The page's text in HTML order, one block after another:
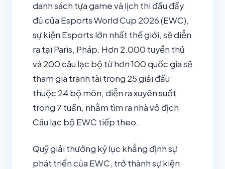
danh sách tựa game và lịch thi đấu đầy
đủ của Esports World Cup 2026 (EWC),
sự kiện Esports lớn nhất thế giới, sẽ diễn
ra tại Paris, Pháp. Hơn 2.000 tuyển thủ
và 200 câu lạc bộ từ hơn 100 quốc gia sẽ
tham gia tranh tài trong 25 giải đấu
thuộc 24 bộ môn, diễn ra xuyên suốt
trong 7 tuần, nhằm tìm ra nhà vô địch
Câu lạc bộ EWC tiếp theo.
Quỹ giải thưởng kỷ lục khẳng định sự
phát triển của EWC, trở thành sự kiện